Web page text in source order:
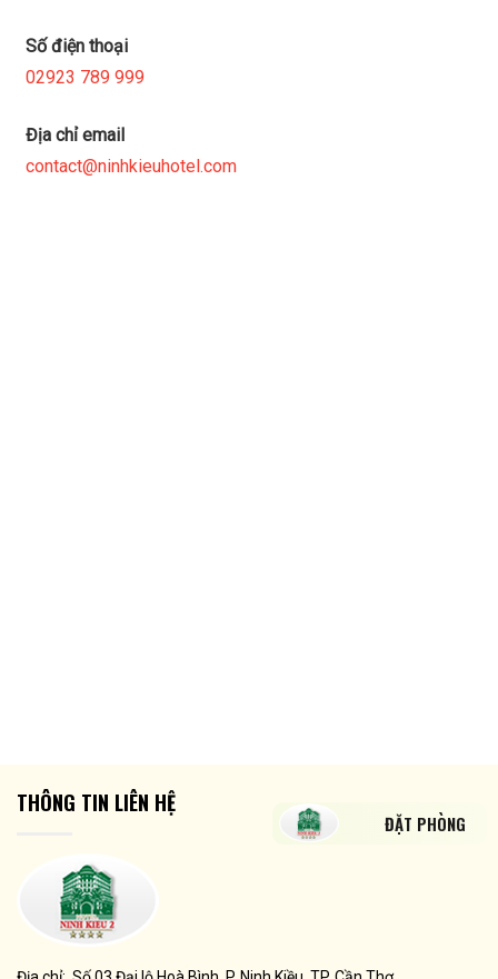
Số điện thoại
02923 789 999
Địa chỉ email
contact@ninhkieuhotel.com
ĐẶT PHÒNG
THÔNG TIN LIÊN HỆ